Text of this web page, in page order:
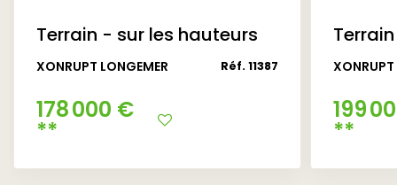
Terrain - sur les hauteurs
XONRUPT LONGEMER Réf. 11387
178 000 €
**
XONRUPT
199
**